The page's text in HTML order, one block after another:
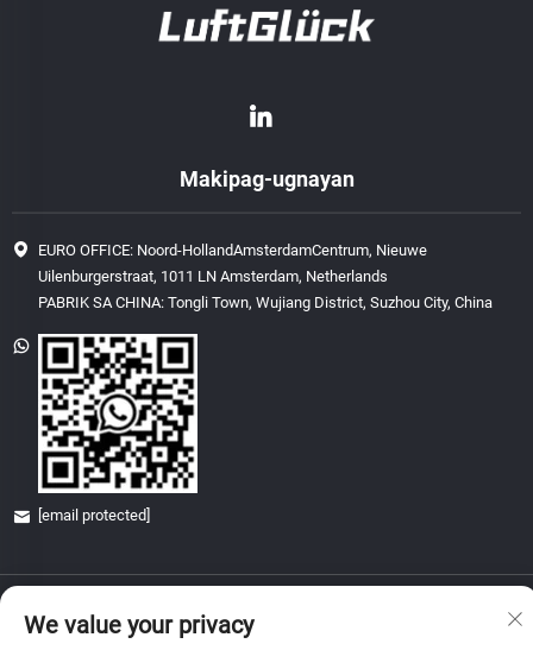
Makipag-ugnayan
EURO OFFICE: Noord-HollandAmsterdamCentrum, Nieuwe
Uilenburgerstraat, 1011 LN Amsterdam, Netherlands
PABRIK SA CHINA: Tongli Town, Wujiang District, Suzhou City, China
[email protected]
Lahat ng karapatan ay nakareserba.
We value your privacy